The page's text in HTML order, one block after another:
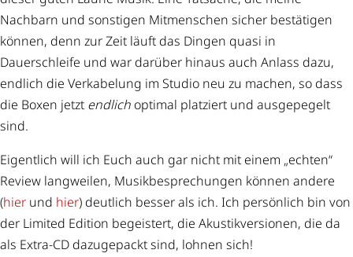
Nachbarn und sonstigen Mitmenschen sicher bestätigen
können, denn zur Zeit läuft das Dingen quasi in
Dauerschleife und war darüber hinaus auch Anlass dazu,
endlich die Verkabelung im Studio neu zu machen, so dass
die Boxen jetzt endlich optimal platziert und ausgepegelt
sind.
Eigentlich will ich Euch auch gar nicht mit einem „echten“
Review langweilen, Musikbesprechungen können andere
(hier und hier) deutlich besser als ich. Ich persönlich bin von
der Limited Edition begeistert, die Akustikversionen, die da
als Extra-CD dazugepackt sind, lohnen sich!